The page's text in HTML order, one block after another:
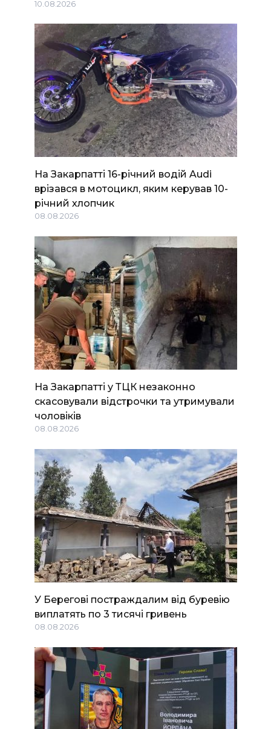
10.08.2026
На Закарпатті 16-річний водій Audi
врізався в мотоцикл, яким керував 10-
річний хлопчик
08.08.2026
На Закарпатті у ТЦК незаконно
скасовували відстрочки та утримували
чоловіків
08.08.2026
У Берегові постраждалим від буревію
виплатять по 3 тисячі гривень
08.08.2026